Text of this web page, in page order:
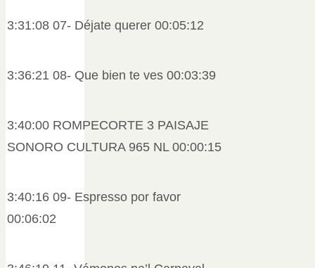
3:31:08 07- Déjate querer 00:05:12
3:36:21 08- Que bien te ves 00:03:39
3:40:00 ROMPECORTE 3 PAISAJE
SONORO CULTURA 965 NL 00:00:15
3:40:16 09- Espresso por favor
00:06:02